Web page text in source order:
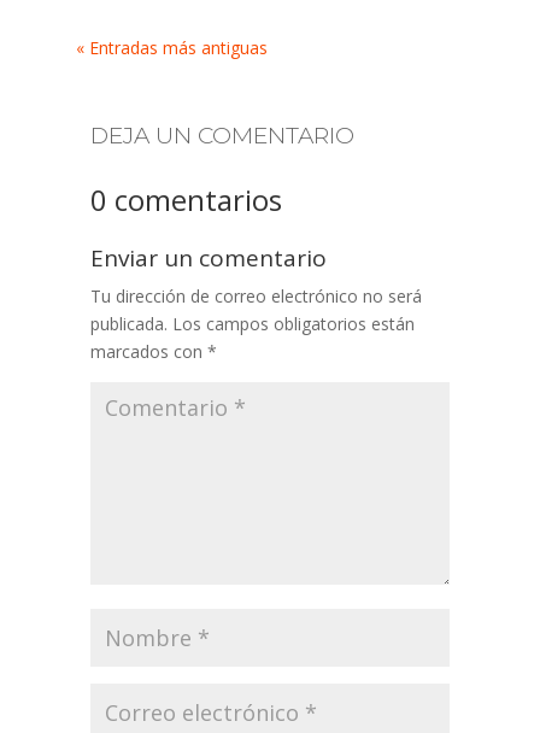
« Entradas más antiguas
DEJA UN COMENTARIO
0 comentarios
Enviar un comentario
Tu dirección de correo electrónico no será
publicada. Los campos obligatorios están
marcados con *